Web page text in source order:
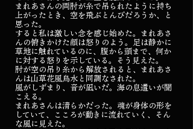
まれあさんの両肘が糸で吊られたように持ち
上がったとき、空を飛ぶとんびだろうか、と
思った。
すると私は激しい念を感じ始めた。まれあさ
んの俯きかけた顔は怒りのよう。足は静かに
草地に触れているのに、腹から頭まで、何か
に対する怒りを示している。そう見えた。
肘が空の吊り糸から解放されると、まれあさ
んは山草花風鳥水と同調なされた。
風がしずまり、音が凪いだ。海の息遣いが聞
こえる。
まれあさんは清らかだった。魂が身体の形を
していて、こころが動きに流れていく、そん
な風に見えた。